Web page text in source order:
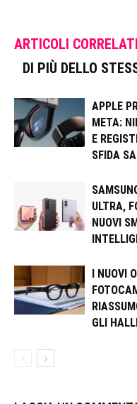
ARTICOLI CORRELATI
DI PIÙ DELLO
APPLE
META:
E
SFIDA
ULTRA,
NUOVI
I NUOVI
GLI